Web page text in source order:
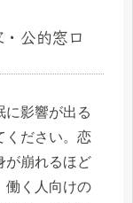
公的窓口
に影響が出る
ください。恋
が崩れるほど
働く人向けの